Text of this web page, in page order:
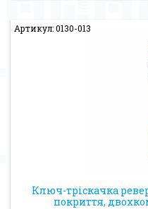
Артикул: 0130-013
Ключ-тріскачка
покриття,